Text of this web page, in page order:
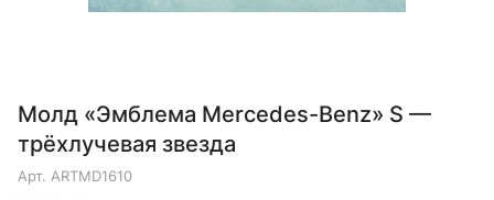
Молд «Эмблема Mercedes-Benz» S —
трёхлучевая звезда
Арт. ARTMD1610